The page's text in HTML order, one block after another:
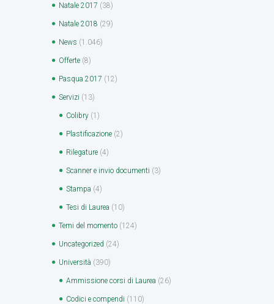
Natale 2017 (38)
Natale 2018 (29)
News (1.046)
Offerte (8)
Pasqua 2017 (12)
Servizi (13)
Colibry (1)
Plastificazione (2)
Rilegature (4)
Scanner e invio documenti (3)
Stampa (4)
Tesi di Laurea (10)
Temi del momento (124)
Uncategorized (24)
Università (390)
Ammissione corsi di Laurea (26)
Codici e compendi (110)